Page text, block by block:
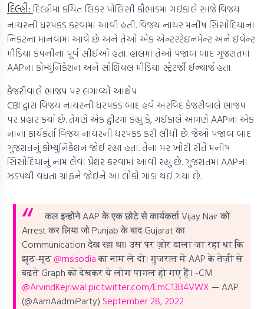
દિલ્હી: દિલ્હીમાં કથિત લિકર પોલિસી કૌભાંડમાં ગઈકાલે સાંજે વિજય
નાયરની ધરપકડ કરવામાં આવી હતી. વિજય નાયર મનીષ સિસોદિયાના
નિકટના માનવામાં આવે છે અને તેઓ એક એન્ટરટેઇનમેન્ટ અને ઈવેન્ટ
મીડિયા કંપનીના પૂર્વ સીઈઓ હતા. હાલમાં તેઓ પંજાબ બાદ ગુજરાતમાં
AAPના કોમ્યુનિકેશન અને સોશિયલ મીડિયા સ્ટ્રેટર્જી ઈન્ચાર્જ હતા.
કેજરીવાલે ભાજપ પર લગાવ્યો આક્ષેપ
CBI દ્વારા વિજય નાયરની ધરપકડ બાદ હવે અરવિંદ કેજરીવાલે ભાજપ
પર પ્રહાર કર્યા છે. તેમણે એક ટ્વીટમાં કહ્યું કે, ગઈકાલે આમણે AAPના એક
નાના કાર્યકર્તા વિજય નાયરની ધરપકડ કરી લીધી છે. જેઓ પંજાબ બાદ
ગુજરાતનું કોમ્યુનિકેશન જોઈ રહ્યા હતા. તેના પર ખોટી રીતે મનીષ
સિસોદિયાનું નામ લેવા પ્રેશર કરવામાં આવી રહ્યું છે. ગુજરાતમાં AAPના
ઝડપથી વધતા ગ્રાફને જોઈને આ લોકો ગાંડા થઈ ગયા છે.
कल इन्होंने AAP के एक छोटे से कार्यकर्ता Vijay Nair को
Arrest कर लिया जो Punjab के बाद Gujarat का
Communication देख रहा था। उस पर ज़ोर डाला जा रहा था कि
झूठ-मूठ@msisodiaका नाम ले दो। गुजरात में AAP के तेज़ी से
बढ़ते Graph को देखकर ये लोग पागल हो गए हैं। -CM
@ArvindKejriwal pic.twitter.com/EmC13B4VWX — AAP
(@AamAadmiParty) September 28, 2022